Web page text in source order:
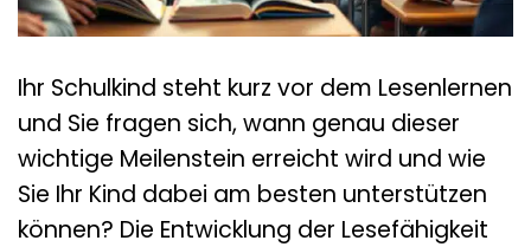
Ihr Schulkind steht kurz vor dem Lesenlernen
und Sie fragen sich, wann genau dieser
wichtige Meilenstein erreicht wird und wie
Sie Ihr Kind dabei am besten unterstützen
können? Die Entwicklung der Lesefähigkeit